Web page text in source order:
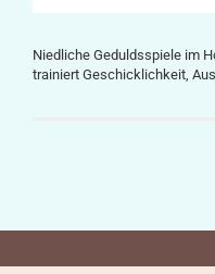
Niedliche Geduldsspiele im
trainiert Geschicklichkeit,